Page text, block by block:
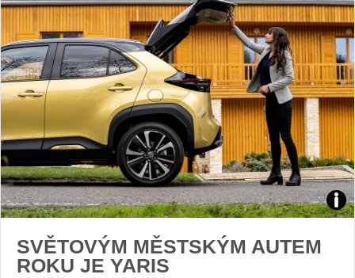
SVĚTOVÝM MĚSTSKÝM AUTEM
ROKU JE YARIS